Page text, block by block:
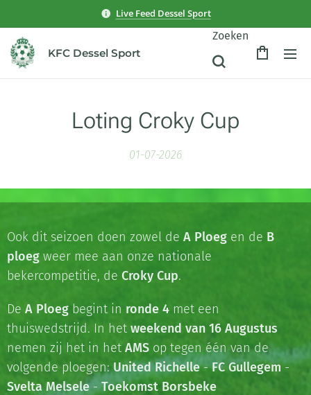
Live Feed Dessel Sport
KFC Dessel Sport
Zoeken
Loting Croky Cup
01-07-2026
Ook dit seizoen doen zowel de A Ploeg en de B
ploeg weer mee aan onze nationale
bekercompetitie, de Croky Cup.
De A Ploeg begint in ronde 4 met een
thuiswedstrijd. In het weekend van 16 Augustus
nemen zij het in het AMS op tegen één van de
volgende ploegen: United Richelle-FC Gullegem-
Svelta Melsele-Toekomst Borsbeke